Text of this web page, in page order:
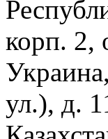
корп. 2,
ул.), д.